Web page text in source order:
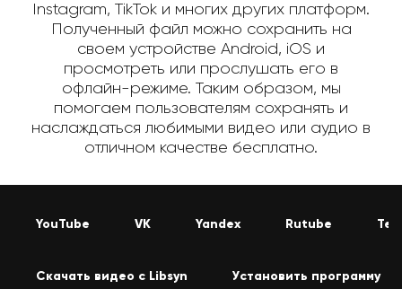
Instagram, TikTok и многих других платформ.
Полученный файл можно сохранить на
своем устройстве Android, iOS и
просмотреть или прослушать его в
офлайн-режиме. Таким образом, мы
помогаем пользователям сохранять и
наслаждаться любимыми видео или аудио в
отличном качестве бесплатно.
YouTube VK Yandex Rutube
Скачать видео с Libsyn Установить программу